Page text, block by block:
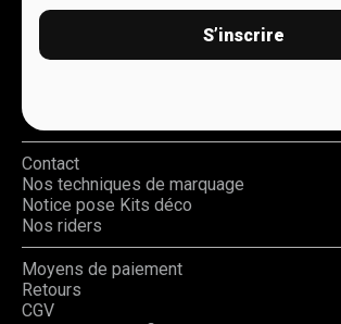
S’inscrire
Contact
Nos techniques de marquage
Notice pose Kits déco
Nos riders
Moyens de paiement
Retours
CGV